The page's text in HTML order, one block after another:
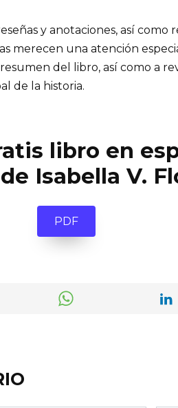
y anotaciones, así como
merecen una atención
del libro, así como a
de la historia.
libro en
Isabella V.
PDF